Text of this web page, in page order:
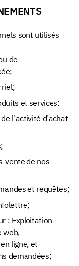
sont utilisés
de
et services;
l’activité d’achat
vente de nos
et requêtes;
: Exploitation,
web,
ligne, et
demandées;